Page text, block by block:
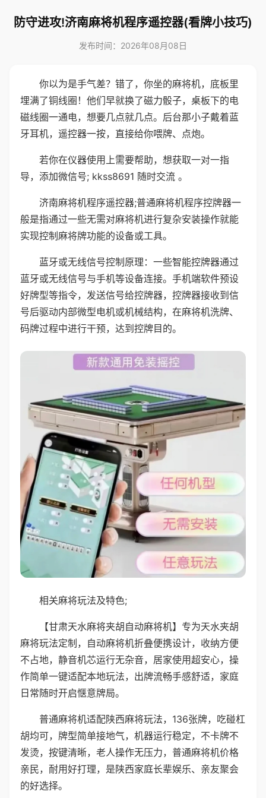
防守进攻!济南麻将机程序遥控器(看牌小技巧)
发布时间：2026年08月08日
你以为是手气差？错了，你坐的麻将机，底板里
埋满了铜线圈！他们早就换了磁力骰子，桌板下的电
磁线圈一通电，想要几点就几点。后台那小子戴着蓝
牙耳机，遥控器一按，直接给你喂牌、点炮。
若你在仪器使用上需要帮助，想获取一对一指
导，添加微信号; kkss8691 随时交流 。
济南麻将机程序遥控器;普通麻将机程序控牌器一
般是指通过一些无需对麻将机进行复杂安装操作就能
实现控制麻将牌功能的设备或工具。
蓝牙或无线信号控制原理：一些智能控牌器通过
蓝牙或无线信号与手机等设备连接。手机端软件预设
好牌型等指令，发送信号给控牌器，控牌器接收到信
号后驱动内部微型电机或机械结构，在麻将机洗牌、
码牌过程中进行干预，达到控牌目的。
相关麻将玩法及特色;
【甘肃天水麻将夹胡自动麻将机】专为天水夹胡
麻将玩法定制，自动麻将机折叠便携设计，收纳方便
不占地，静音机芯运行无杂音，居家使用超安心，操
作简单一键适配本地玩法，出牌流畅手感舒适，家庭
日常随时开启惬意牌局。
普通麻将机适配陕西麻将玩法，136张牌，吃碰杠
胡均可，牌型简单接地气，机器运行稳定，不卡牌不
发烫，按键清晰，老人操作无压力，普通麻将机价格
亲民，耐用好打理，是陕西家庭长辈娱乐、亲友聚会
的好选择。